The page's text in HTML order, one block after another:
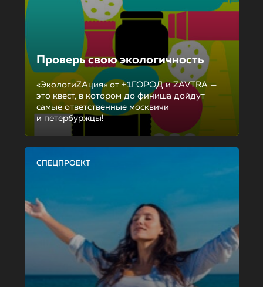
Проверь свою экологичность
«ЭкологиZAция» от +1ГОРОД и ZAVTRA —
это квест, в котором до финиша дойдут
самые ответственные москвичи
и петербуржцы!
СПЕЦПРОЕКТ